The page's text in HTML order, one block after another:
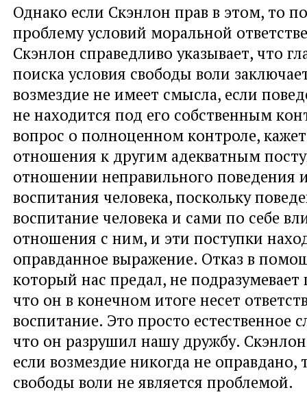
Однако если Скэнлон прав в этом, то
проблему условий моральной
Скэнлон справедливо указывает, что
поиска условия свободы воли
возмездие не имеет смысла, если
не находится под его собственным
вопрос о полноценном контроле,
отношения к другим адекватным
отношении неправильного поведения
воспитания человека, поскольку
воспитание человека и сами по себе
отношения с ним, и эти поступки
оправданное выражение. Отказ в
который нас предал, не
что он в конечном итоге несет
воспитание. Это просто естественное
что он разрушил нашу дружбу.
если возмездие никогда не оправдано,
свободы воли не является проблемой.